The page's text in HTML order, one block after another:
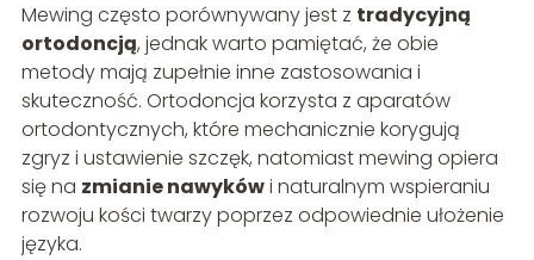
Mewing często porównywany jest z tradycyjną
ortodoncją, jednak warto pamiętać, że obie
metody mają zupełnie inne zastosowania i
skuteczność. Ortodoncja korzysta z aparatów
ortodontycznych, które mechanicznie korygują
zgryz i ustawienie szczęk, natomiast mewing opiera
się na zmianie nawykówi naturalnym wspieraniu
rozwoju kości twarzy poprzez odpowiednie ułożenie
języka.